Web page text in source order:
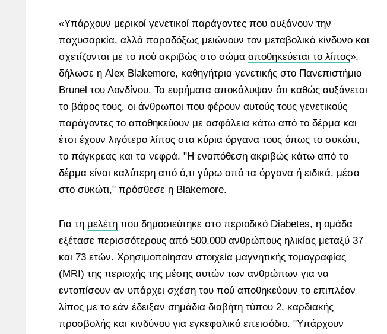
«Υπάρχουν μερικοί γενετικοί παράγοντες που αυξάνουν την
παχυσαρκία, αλλά παραδόξως μειώνουν τον μεταβολικό κίνδυνο και
σχετίζονται με το πού ακριβώς στο σώμα αποθηκεύεται το λίπος»,
δήλωσε η Alex Blakemore, καθηγήτρια γενετικής στο Πανεπιστήμιο
Brunel του Λονδίνου. Τα ευρήματα αποκάλυψαν ότι καθώς αυξάνεται
το βάρος τους, οι άνθρωποι που φέρουν αυτούς τους γενετικούς
παράγοντες το αποθηκεύουν με ασφάλεια κάτω από το δέρμα και
έτσι έχουν λιγότερο λίπος στα κύρια όργανα τους όπως το συκώτι,
το πάγκρεας και τα νεφρά. "Η εναπόθεση ακριβώς κάτω από το
δέρμα είναι καλύτερη από ό,τι γύρω από τα όργανα ή ειδικά, μέσα
στο συκώτι," πρόσθεσε η Blakemore.
Για τη μελέτη που δημοσιεύτηκε στο περιοδικό Diabetes, η ομάδα
εξέτασε περισσότερους από 500.000 ανθρώπους ηλικίας μεταξύ 37
και 73 ετών. Χρησιμοποίησαν στοιχεία μαγνητικής τομογραφίας
(MRI) της περιοχής της μέσης αυτών των ανθρώπων για να
εντοπίσουν αν υπάρχει σχέση του πού αποθηκεύουν το επιπλέον
λίπος με το εάν έδειξαν σημάδια διαβήτη τύπου 2, καρδιακής
προσβολής και κινδύνου για εγκεφαλικό επεισόδιο. "Υπάρχουν